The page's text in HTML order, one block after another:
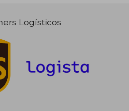
Logísticos